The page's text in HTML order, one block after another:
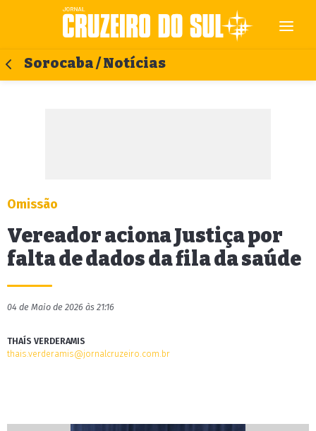
Sorocaba / Notícias
Omissão
Vereador aciona Justiça por
falta de dados da fila da saúde
04 de Maio de 2026 às 21:16
THAÍS VERDERAMIS
thais.verderamis@jornalcruzeiro.com.br